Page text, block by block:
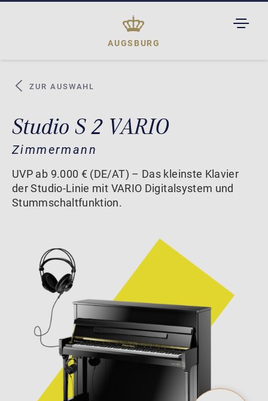
AUGSBURG
ZUR AUSWAHL
Studio S 2 VARIO
Zimmermann
UVP ab 9.000 € (DE/AT) – Das kleinste Klavier
der Studio-Linie mit VARIO Digitalsystem und
Stummschaltfunktion.